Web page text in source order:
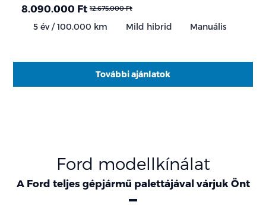
8.090.000 Ft 12.675.000 Ft
5 év / 100.000 km Mild hibrid Manuális
További ajánlatok
Ford modellkínálat
A Ford teljes gépjármű palettájával várjuk Önt